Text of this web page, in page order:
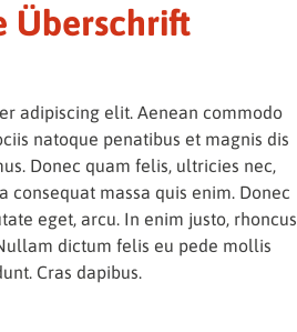
Überschrift
adipiscing elit. Aenean commodo
natoque penatibus et magnis dis
Donec quam felis, ultricies nec,
consequat massa quis enim. Donec
eget, arcu. In enim justo, rhoncus
dictum felis eu pede mollis
Cras dapibus.